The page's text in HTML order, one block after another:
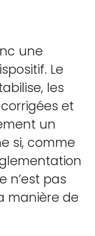
une
Le
les
et
un
si, comme
n’est pas
manière de